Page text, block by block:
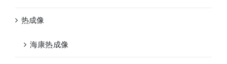
热成像
海康热成像